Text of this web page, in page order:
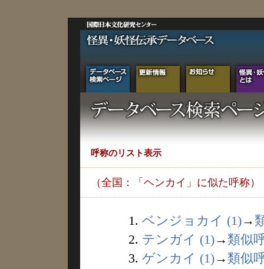
呼称のリスト表示
（全国：「ヘンカイ」に似た呼称）
1. ベンジョカイ (1)→
2. テンガイ (1)→ 類似
3. ゲンカイ (1)→ 類似